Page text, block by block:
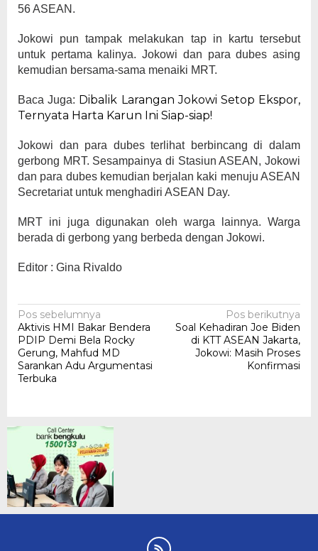
56 ASEAN.
Jokowi pun tampak melakukan tap in kartu tersebut
untuk pertama kalinya. Jokowi dan para dubes asing
kemudian bersama-sama menaiki MRT.
Baca Juga: Dibalik Larangan Jokowi Setop Ekspor,
Ternyata Harta Karun Ini Siap-siap!
Jokowi dan para dubes terlihat berbincang di dalam
gerbong MRT. Sesampainya di Stasiun ASEAN, Jokowi
dan para dubes kemudian berjalan kaki menuju ASEAN
Secretariat untuk menghadiri ASEAN Day.
MRT ini juga digunakan oleh warga lainnya. Warga
berada di gerbong yang berbeda dengan Jokowi.
Editor : Gina Rivaldo
Navigasi
pos
Pos sebelumnya
Aktivis HMI Bakar Bendera
PDIP Demi Bela Rocky
Gerung, Mahfud MD
Sarankan Adu Argumentasi
Terbuka
Pos berikutnya
Soal Kehadiran Joe Biden
di KTT ASEAN Jakarta,
Jokowi: Masih Proses
Konfirmasi